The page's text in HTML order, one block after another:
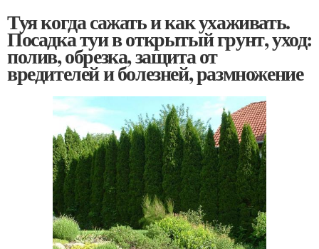
Туя когда сажать и как ухаживать.
Посадка туи в открытый грунт, уход:
полив, обрезка, защита от
вредителей и болезней, размножение